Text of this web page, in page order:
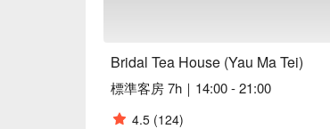
Bridal Tea House (Yau Ma Tei)
標準客房 7h｜14:00 - 21:00
4.5 (124)